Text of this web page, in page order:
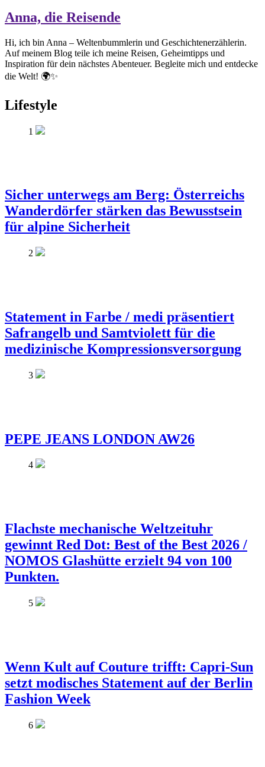
Anna, die Reisende
Hi, ich bin Anna – Weltenbummlerin und Geschichtenerzählerin.
Auf meinem Blog teile ich meine Reisen, Geheimtipps und
Inspiration für dein nächstes Abenteuer. Begleite mich und entdecke
die Welt! 🌍✨
Lifestyle
1
Sicher unterwegs am Berg: Österreichs
Wanderdörfer stärken das Bewusstsein
für alpine Sicherheit
2
Statement in Farbe / medi präsentiert
Safrangelb und Samtviolett für die
medizinische Kompressionsversorgung
3
PEPE JEANS LONDON AW26
4
Flachste mechanische Weltzeituhr
gewinnt Red Dot: Best of the Best 2026 /
NOMOS Glashütte erzielt 94 von 100
Punkten.
5
Wenn Kult auf Couture trifft: Capri-Sun
setzt modisches Statement auf der Berlin
Fashion Week
6